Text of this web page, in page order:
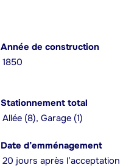
Année de construction
1850
Stationnement total
Allée (8), Garage (1)
Date d’emménagement
20 jours après l’acceptation